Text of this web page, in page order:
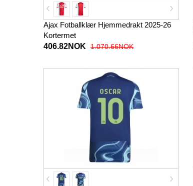
Ajax Fotballklær Hjemmedrakt 2025-26
Kortermet
406.82NOK
1.070.66NOK